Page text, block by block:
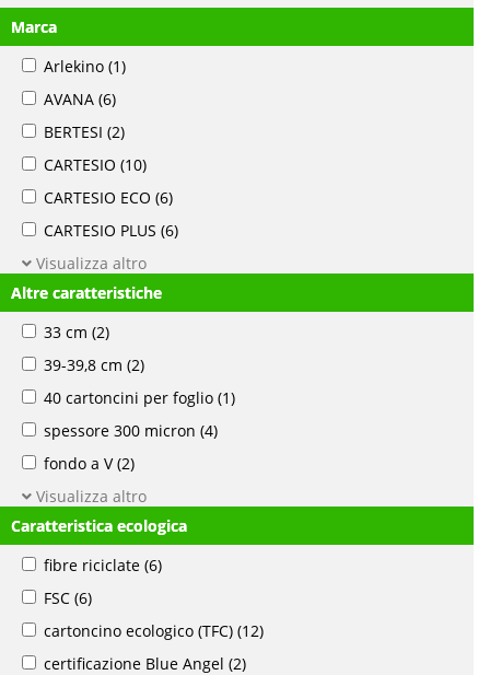
Marca
Arlekino (1)
AVANA (6)
BERTESI (2)
CARTESIO (10)
CARTESIO ECO (6)
CARTESIO PLUS (6)
Visualizza altro
Altre caratteristiche
33 cm (2)
39-39,8 cm (2)
40 cartoncini per foglio (1)
spessore 300 micron (4)
fondo a V(2)
Visualizza altro
Caratteristica ecologica
fibre riciclate (6)
FSC (6)
cartoncino ecologico (TFC) (12)
certificazione Blue Angel (2)